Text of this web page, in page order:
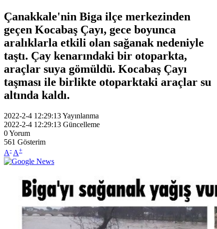
Çanakkale'nin Biga ilçe merkezinden
geçen Kocabaş Çayı, gece boyunca
aralıklarla etkili olan sağanak nedeniyle
taştı. Çay kenarındaki bir otoparkta,
araçlar suya gömüldü. Kocabaş Çayı
taşması ile birlikte otoparktaki araçlar su
altında kaldı.
2022-2-4 12:29:13Yayınlanma
2022-2-4 12:29:13 Güncelleme
0Yorum
561 Gösterim
A- A+